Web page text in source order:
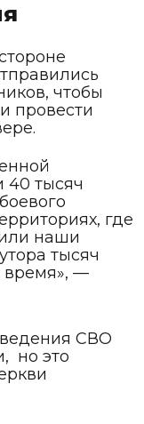
чтобы
провести
тысяч
где
наши
тысяч
время», —
СВО
но это